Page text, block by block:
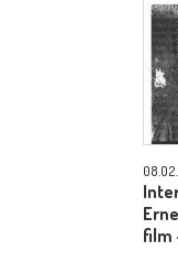
film